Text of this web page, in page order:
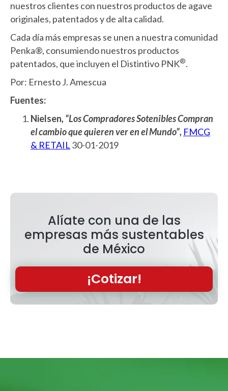
nuestros clientes con nuestros productos de agave
originales, patentados y de alta calidad.
Cada día más empresas se unen a nuestra comunidad
Penka®, consumiendo nuestros productos
patentados, que incluyen el Distintivo PNK®.
Por: Ernesto J. Amescua
Fuentes:
Nielsen, “Los Compradores Sotenibles Compran
el cambio que quieren ver en el Mundo”, FMCG
& RETAIL30-01-2019
Alíate con una de las
empresas más sustentables
de México
¡Cotizar!